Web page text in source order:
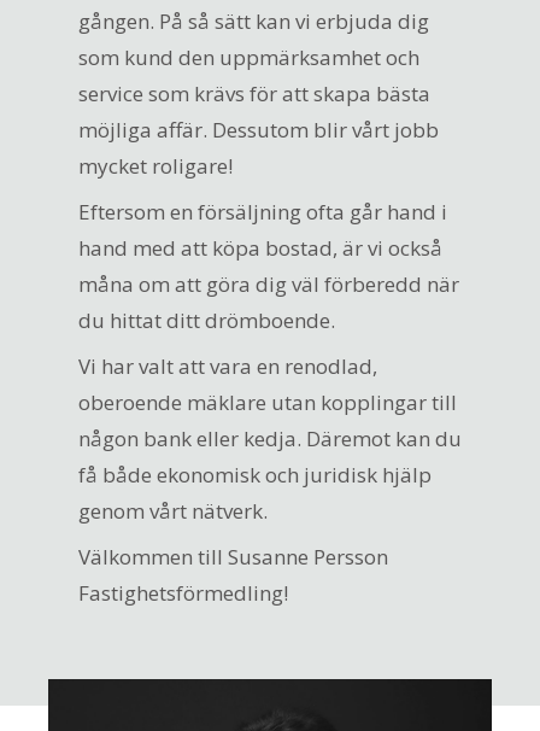
gången. På så sätt kan vi erbjuda dig
som kund den uppmärksamhet och
service som krävs för att skapa bästa
möjliga affär. Dessutom blir vårt jobb
mycket roligare!
Eftersom en försäljning ofta går hand i
hand med att köpa bostad, är vi också
måna om att göra dig väl förberedd när
du hittat ditt drömboende.
Vi har valt att vara en renodlad,
oberoende mäklare utan kopplingar till
någon bank eller kedja. Däremot kan du
få både ekonomisk och juridisk hjälp
genom vårt nätverk.
Välkommen till Susanne Persson
Fastighetsförmedling!